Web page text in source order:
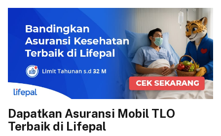
Dapatkan Asuransi Mobil TLO
Terbaik di Lifepal